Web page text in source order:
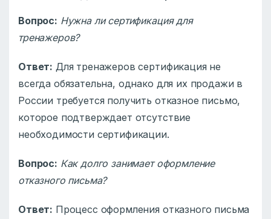
Вопрос: Нужна ли сертификация для
тренажеров?
Ответ: Для тренажеров сертификация не
всегда обязательна, однако для их продажи в
России требуется получить отказное письмо,
которое подтверждает отсутствие
необходимости сертификации.
Вопрос: Как долго занимает оформление
отказного письма?
Ответ: Процесс оформления отказного письма